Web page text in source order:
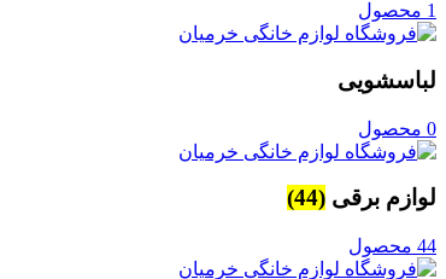
1 محصول
لباسشویی
0 محصول
لوازم برقی (44)
44 محصول